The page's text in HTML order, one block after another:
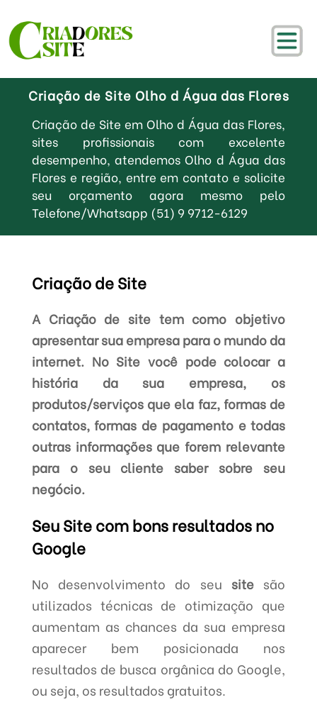
Criação de Site Olho d Água das Flores
Criação de Site em Olho d Água das Flores,
sites profissionais com excelente
desempenho, atendemos Olho d Água das
Flores e região, entre em contato e solicite
seu orçamento agora mesmo pelo
Telefone/Whatsapp (51) 9 9712-6129
Criação de Site
A Criação de site tem como objetivo
apresentar sua empresa para o mundo da
internet. No Site você pode colocar a
história da sua empresa, os
produtos/serviços que ela faz, formas de
contatos, formas de pagamento e todas
outras informações que forem relevante
para o seu cliente saber sobre seu
negócio.
Seu Site com bons resultados no
Google
No desenvolvimento do seu sitesão
utilizados técnicas de otimização que
aumentam as chances da sua empresa
aparecer bem posicionada nos
resultados de busca orgânica do Google,
ou seja, os resultados gratuitos.